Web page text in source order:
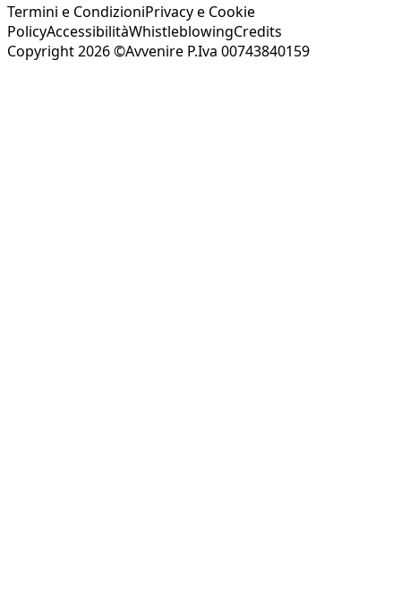
Termini e CondizioniPrivacy e Cookie
PolicyAccessibilitàWhistleblowingCredits
Copyright 2026 ©Avvenire P.Iva 00743840159